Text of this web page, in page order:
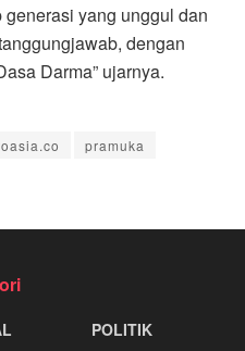
yang unggul dan
dengan
Darma” ujarnya.
pramuka
POLITIK